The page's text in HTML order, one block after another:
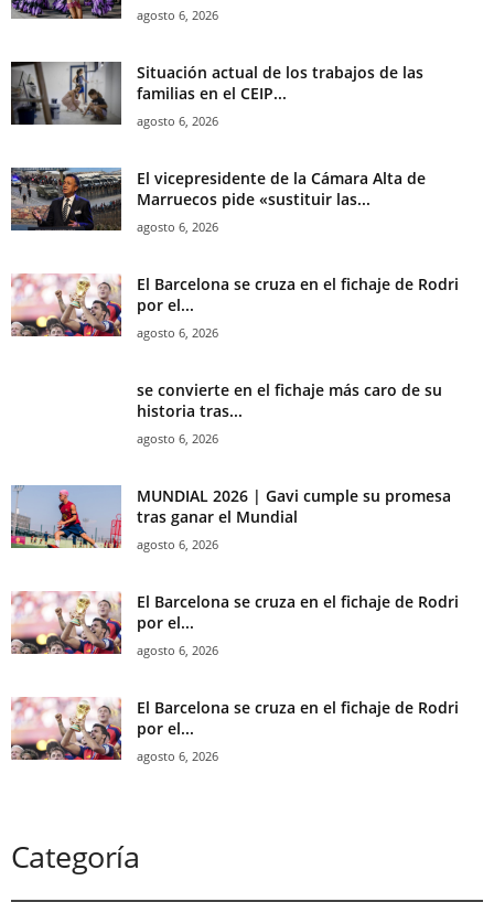
agosto 6, 2026
Situación actual de los trabajos de las
familias en el CEIP...
agosto 6, 2026
El vicepresidente de la Cámara Alta de
Marruecos pide «sustituir las...
agosto 6, 2026
El Barcelona se cruza en el fichaje de Rodri
por el...
agosto 6, 2026
se convierte en el fichaje más caro de su
historia tras...
agosto 6, 2026
MUNDIAL 2026 | Gavi cumple su promesa
tras ganar el Mundial
agosto 6, 2026
El Barcelona se cruza en el fichaje de Rodri
por el...
agosto 6, 2026
El Barcelona se cruza en el fichaje de Rodri
por el...
agosto 6, 2026
Categoría